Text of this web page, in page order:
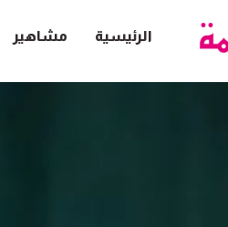
الرئيسية مشاهير